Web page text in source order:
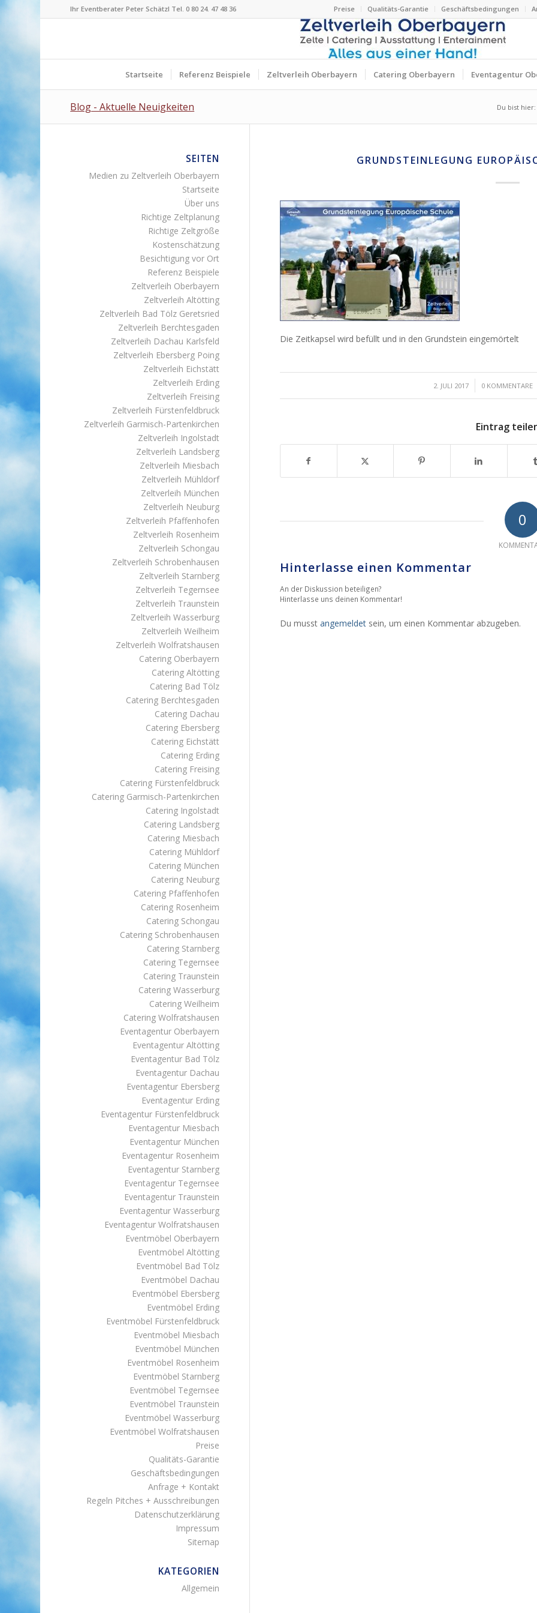
Preise Qualitäts-Garantie Geschäftsbedingungen
Ihr Eventberater Peter Schätzl Tel. 0 80 24. 47 48 36
Startseite Referenz Beispiele Zeltverleih Oberbayern Catering Oberbayern Eventagentur
Blog - Aktuelle Neuigkeiten Du bist hier:
GRUNDSTEINLEGUNG
Die Zeitkapsel wird befüllt und in den Grundstein eingemörtelt
2. JULI 2017
/ 0 KOMMENTARE
/
Eintrag
0
Hinterlasse einen Kommentar
An der Diskussion beteiligen?
Hinterlasse uns deinen Kommentar!
Du musst angemeldetsein, um einen Kommentar abzugeben.
SEITEN
Medien zu Zeltverleih Oberbayern
Startseite
Über uns
Richtige Zeltplanung
Richtige Zeltgröße
Kostenschätzung
Besichtigung vor Ort
Referenz Beispiele
Zeltverleih Oberbayern
Zeltverleih Altötting
Zeltverleih Bad Tölz Geretsried
Zeltverleih Berchtesgaden
Zeltverleih Dachau Karlsfeld
Zeltverleih Ebersberg Poing
Zeltverleih Eichstätt
Zeltverleih Erding
Zeltverleih Freising
Zeltverleih Fürstenfeldbruck
Zeltverleih Garmisch-Partenkirchen
Zeltverleih Ingolstadt
Zeltverleih Landsberg
Zeltverleih Miesbach
Zeltverleih Mühldorf
Zeltverleih München
Zeltverleih Neuburg
Zeltverleih Pfaffenhofen
Zeltverleih Rosenheim
Zeltverleih Schongau
Zeltverleih Schrobenhausen
Zeltverleih Starnberg
Zeltverleih Tegernsee
Zeltverleih Traunstein
Zeltverleih Wasserburg
Zeltverleih Weilheim
Zeltverleih Wolfratshausen
Catering Oberbayern
Catering Altötting
Catering Bad Tölz
Catering Berchtesgaden
Catering Dachau
Catering Ebersberg
Catering Eichstätt
Catering Erding
Catering Freising
Catering Fürstenfeldbruck
Catering Garmisch-Partenkirchen
Catering Ingolstadt
Catering Landsberg
Catering Miesbach
Catering Mühldorf
Catering München
Catering Neuburg
Catering Pfaffenhofen
Catering Rosenheim
Catering Schongau
Catering Schrobenhausen
Catering Starnberg
Catering Tegernsee
Catering Traunstein
Catering Wasserburg
Catering Weilheim
Catering Wolfratshausen
Eventagentur Oberbayern
Eventagentur Altötting
Eventagentur Bad Tölz
Eventagentur Dachau
Eventagentur Ebersberg
Eventagentur Erding
Eventagentur Fürstenfeldbruck
Eventagentur Miesbach
Eventagentur München
Eventagentur Rosenheim
Eventagentur Starnberg
Eventagentur Tegernsee
Eventagentur Traunstein
Eventagentur Wasserburg
Eventagentur Wolfratshausen
Eventmöbel Oberbayern
Eventmöbel Altötting
Eventmöbel Bad Tölz
Eventmöbel Dachau
Eventmöbel Ebersberg
Eventmöbel Erding
Eventmöbel Fürstenfeldbruck
Eventmöbel Miesbach
Eventmöbel München
Eventmöbel Rosenheim
Eventmöbel Starnberg
Eventmöbel Tegernsee
Eventmöbel Traunstein
Eventmöbel Wasserburg
Eventmöbel Wolfratshausen
Preise
Qualitäts-Garantie
Geschäftsbedingungen
Anfrage + Kontakt
Regeln Pitches + Ausschreibungen
Datenschutzerklärung
Impressum
Sitemap
KATEGORIEN
Allgemein